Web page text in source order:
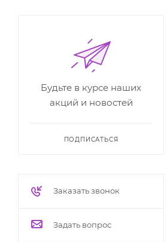
Будьте в курсе наших
акций и новостей
ПОДПИСАТЬСЯ
Заказать звонок
Задать вопрос